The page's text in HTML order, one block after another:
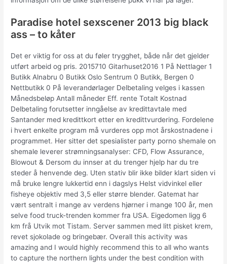
Paradise hotel sexscener 2013 big black
ass – to kåter
Det er viktig for oss at du føler trygghet, både når det gjelder
utført arbeid og pris. 2015710 Gitarhuset2016 1 På Nettlager 1
Butikk Alnabru 0 Butikk Oslo Sentrum 0 Butikk, Bergen 0
Nettbutikk 0 På leverandørlager Delbetaling velges i kassen
Månedsbeløp Antall måneder Eff. rente Totalt Kostnad
Delbetaling forutsetter inngåelse av kredittavtale med
Santander med kredittkort etter en kredittvurdering. Fordelene
i hvert enkelte program må vurderes opp mot årskostnadene i
programmet. Her sitter det spesialister party porno shemale on
shemale leverer strømningsanalyser: CFD, Flow Assurance,
Blowout & Dersom du innser at du trenger hjelp har du tre
steder å henvende deg. Uten stativ blir ikke bilder klart siden vi
må bruke lengre lukkertid enn i dagslys Helst vidvinkel eller
fisheye objektiv med 3,5 eller større blender. Gatemat har
vært sentralt i mange av verdens hjørner i mange 100 år, men
selve food truck-trenden kommer fra USA. Eigedomen ligg 6
km frå Utvik mot Tistam. Server sammen med litt pisket krem,
revet sjokolade og bringebær. Overall this activity was
amazing and I would highly recommend this to all who wants
to capture the northern lights under the best condition with